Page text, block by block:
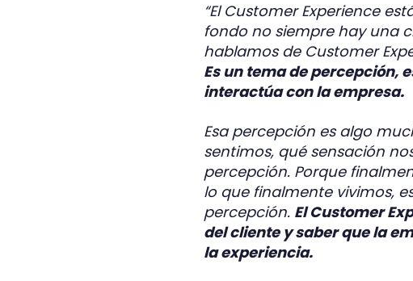
“El Customer Experience
fondo no siempre hay una
hablamos de Customer
Es un tema de percepción,
interactúa con la empresa.
Esa percepción es algo
sentimos, qué sensación
percepción. Porque
lo que finalmente vivimos,
percepción. El Customer
del cliente y saber que la
la experiencia.